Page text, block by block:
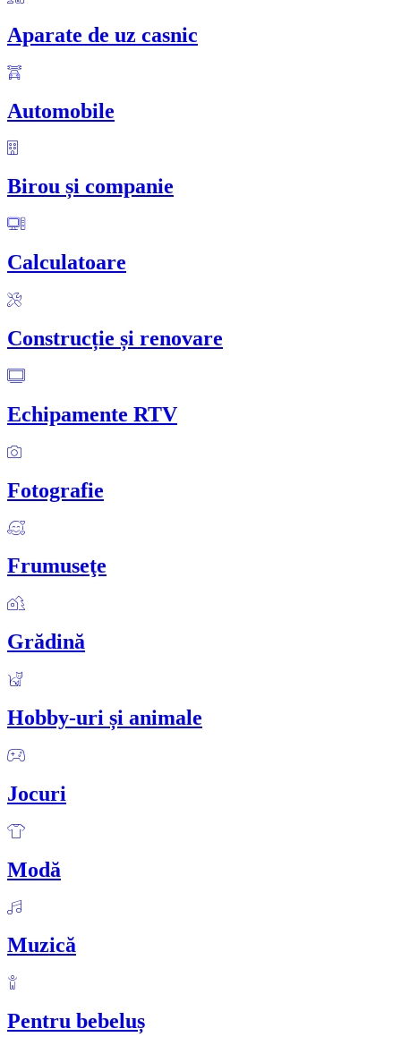
Aparate de uz casnic
Automobile
Birou și companie
Calculatoare
Construcție și renovare
Echipamente RTV
Fotografie
Frumuseţe
Grădină
Hobby-uri și animale
Jocuri
Modă
Muzică
Pentru bebeluș